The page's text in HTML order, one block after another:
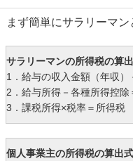
まず簡単にサラリーマン
サラリーマンの所得税の算
1．給与の収入金額（年収
2．給与所得－各種所得控除
3．課税所得×税率＝所得税
個人事業主の所得税の算出式